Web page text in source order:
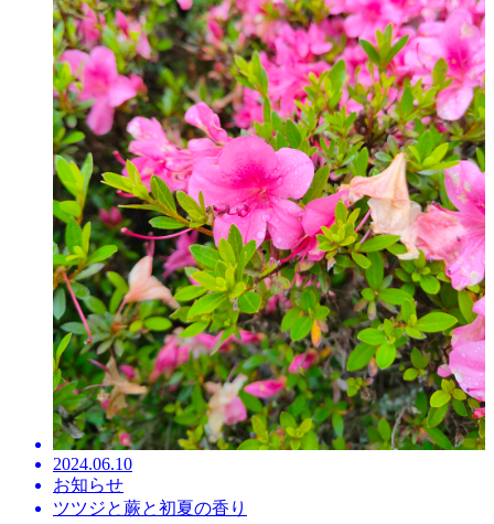
2024.06.10
お知らせ
ツツジと蕨と初夏の香り